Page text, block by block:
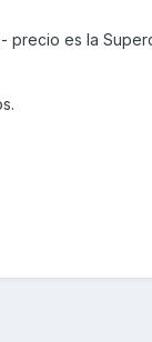
precio es la